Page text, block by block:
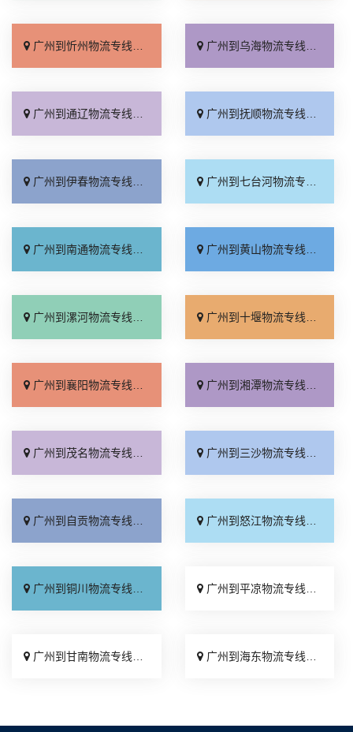
广州到忻州物流专线_价格实惠「限时必达」 广州到乌海物流专线_直通专线「送货到门」
广州到通辽物流专线_按时送达「诚信经营」 广州到抚顺物流专线_准时到货「多少一吨」
广州到伊春物流专线_全程直达「多年经验」 广州到七台河物流专线_价格透明「快速响应」
广州到南通物流专线_市县派送「定点发车」 广州到黄山物流专线_每日发车「运费多少」
广州到漯河物流专线_价位合理「多年经验」 广州到十堰物流专线_放心物流「全程定位」
广州到襄阳物流专线_损坏理赔「高效快运」 广州到湘潭物流专线_上门提货「服务周到」
广州到茂名物流专线_几天到达「零担配货」 广州到三沙物流专线_物流拼车「损坏理赔」
广州到自贡物流专线_托运省心「专线查询」 广州到怒江物流专线_随叫随到「直达到站」
广州到铜川物流专线_按时送达「诚信经营」 广州到平凉物流专线_诚信经营「上门提货」
广州到甘南物流专线_直达往返「要几天到」 广州到海东物流专线_运价行情「资质齐全」